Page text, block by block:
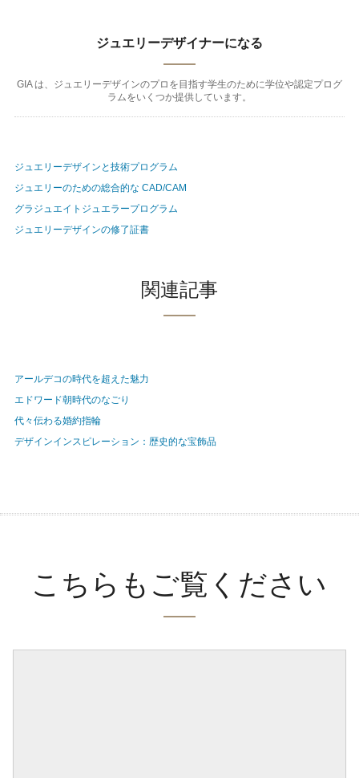
ジュエリーデザイナーになる
GIA は、ジュエリーデザインのプロを目指す学生のために学位や認定プログ
ラムをいくつか提供しています。
ジュエリーデザインと技術プログラム
ジュエリーのための総合的な CAD/CAM
グラジュエイトジュエラープログラム
ジュエリーデザインの修了証書
関連記事
アールデコの時代を超えた魅力
エドワード朝時代のなごり
代々伝わる婚約指輪
デザインインスピレーション：歴史的な宝飾品
こちらもご覧ください